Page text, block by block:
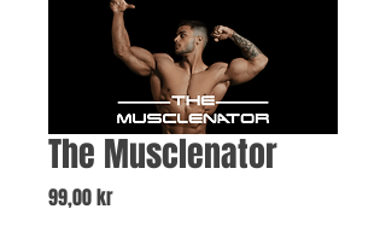
The Musclenator
99,00 krPris